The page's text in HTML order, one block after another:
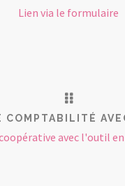
Lien via le formulaire
COMPTABILITÉ
avec l'outil